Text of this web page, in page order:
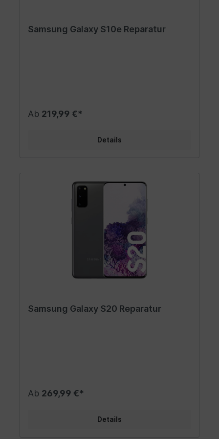
Samsung Galaxy S10e Reparatur
Ab 219,99 €*
Details
Samsung Galaxy S20 Reparatur
Ab 269,99 €*
Details